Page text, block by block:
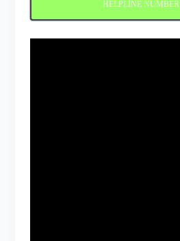
HELPLINE NUMBER